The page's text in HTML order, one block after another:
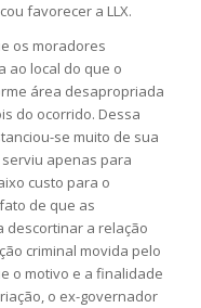
favorecer a LLX.
os moradores
ao local do que o
área desapropriada
do ocorrido. Dessa
se muito de sua
apenas para
custo para o
de que as
descortinar a relação
criminal movida pelo
o motivo e a finalidade
o ex-governador